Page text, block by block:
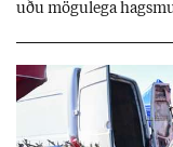
uðu mögu­lega